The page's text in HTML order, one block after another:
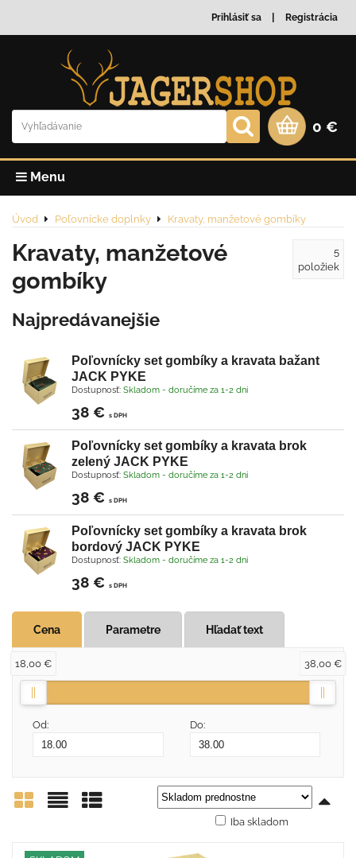
Prihlásiť sa Registrácia
0 €
Menu
Úvod Poľovnícke doplnky Kravaty, manžetové gombíky
Kravaty, manžetové
gombíky
5
položiek
Najpredávanejšie
Poľovnícky set gombíky a kravata bažant
JACK PYKE
Dostupnosť: Skladom - doručíme za 1-2 dni
38 € s DPH
Poľovnícky set gombíky a kravata brok
zelený JACK PYKE
Dostupnosť: Skladom - doručíme za 1-2 dni
38 € s DPH
Poľovnícky set gombíky a kravata brok
bordový JACK PYKE
Dostupnosť: Skladom - doručíme za 1-2 dni
38 € s DPH
Cena Parametre Hľadať text
Od: Do:
18,00 € 38,00 €
Iba skladom